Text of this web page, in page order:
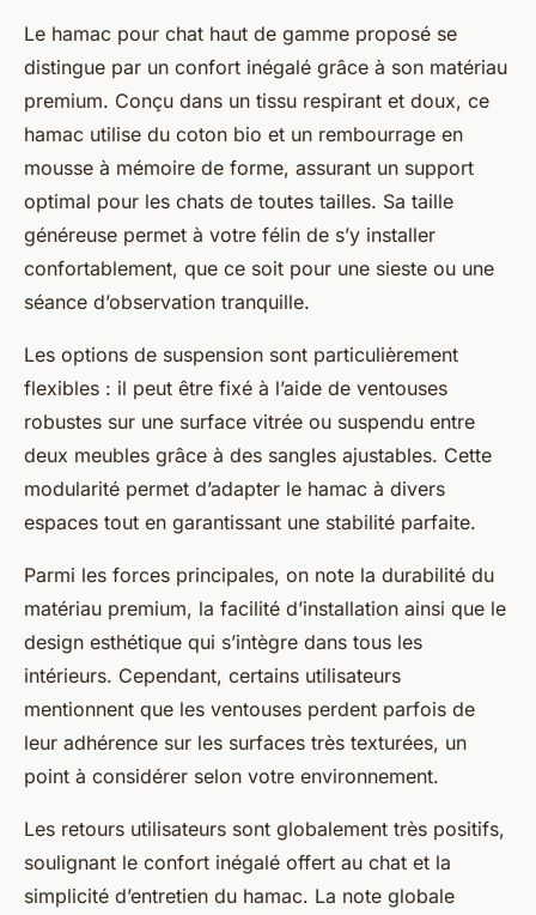
Le hamac pour chat haut de gamme proposé se
distingue par un confort inégalé grâce à son matériau
premium. Conçu dans un tissu respirant et doux, ce
hamac utilise du coton bio et un rembourrage en
mousse à mémoire de forme, assurant un support
optimal pour les chats de toutes tailles. Sa taille
généreuse permet à votre félin de s’y installer
confortablement, que ce soit pour une sieste ou une
séance d’observation tranquille.
Les options de suspension sont particulièrement
flexibles : il peut être fixé à l’aide de ventouses
robustes sur une surface vitrée ou suspendu entre
deux meubles grâce à des sangles ajustables. Cette
modularité permet d’adapter le hamac à divers
espaces tout en garantissant une stabilité parfaite.
Parmi les forces principales, on note la durabilité du
matériau premium, la facilité d’installation ainsi que le
design esthétique qui s’intègre dans tous les
intérieurs. Cependant, certains utilisateurs
mentionnent que les ventouses perdent parfois de
leur adhérence sur les surfaces très texturées, un
point à considérer selon votre environnement.
Les retours utilisateurs sont globalement très positifs,
soulignant le confort inégalé offert au chat et la
simplicité d’entretien du hamac. La note globale